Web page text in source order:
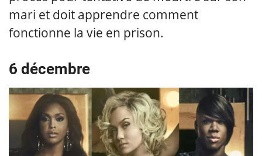
mari et doit apprendre comment
fonctionne la vie en prison.
6 décembre